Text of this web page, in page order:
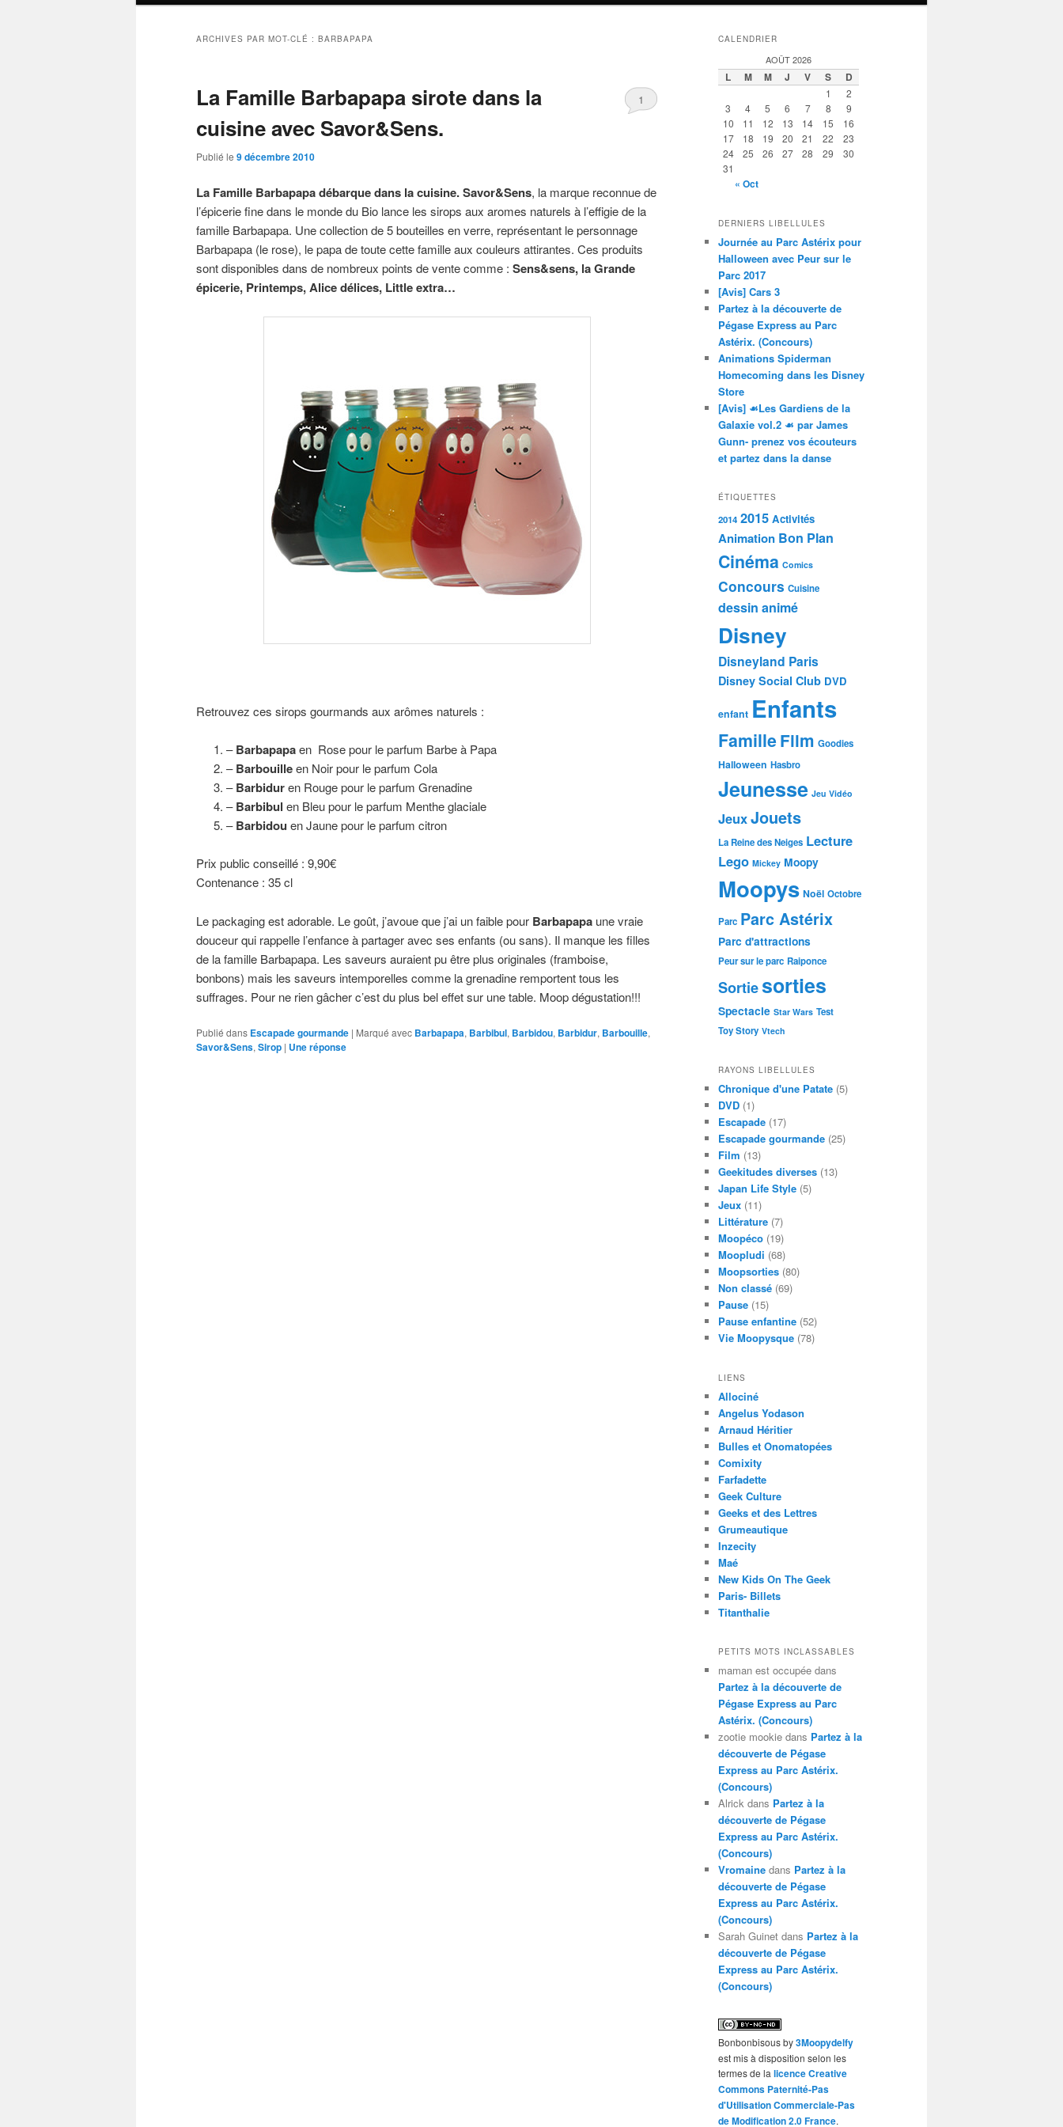
ARCHIVES PAR MOT-CLÉ : BARBAPAPA
La Famille Barbapapa sirote dans la
cuisine avec Savor&Sens.
Publié le 9 décembre 2010
1
La Famille Barbapapa débarque dans la cuisine. Savor&Sens, la marque reconnue de
l’épicerie fine dans le monde du Bio lance les sirops aux aromes naturels à l’effigie de la
famille Barbapapa. Une collection de 5 bouteilles en verre, représentant le personnage
Barbapapa (le rose), le papa de toute cette famille aux couleurs attirantes. Ces produits
sont disponibles dans de nombreux points de vente comme : Sens&sens, la Grande
épicerie, Printemps, Alice délices, Little extra…
Retrouvez ces sirops gourmands aux arômes naturels :
–Barbapapaen Rose pour le parfum Barbe à Papa
–Barbouilleen Noir pour le parfum Cola
–Barbiduren Rouge pour le parfum Grenadine
–Barbibul en Bleu pour le parfum Menthe glaciale
–Barbidou en Jaune pour le parfum citron
Prix public conseillé : 9,90€
Contenance : 35 cl
Le packaging est adorable. Le goût, j’avoue que j’ai un faible pour Barbapapa une vraie
douceur qui rappelle l’enfance à partager avec ses enfants (ou sans). Il manque les filles
de la famille Barbapapa. Les saveurs auraient pu être plus originales (framboise,
bonbons) mais les saveurs intemporelles comme la grenadine remportent tous les
suffrages. Pour ne rien gâcher c’est du plus bel effet sur une table. Moop dégustation!!!
Publié dans Escapade gourmande | Marqué avec Barbapapa, Barbibul, Barbidou, Barbidur, Barbouille,
Savor&Sens, Sirop | Uneréponse
CALENDRIER
AOÛT 2026
L M M J V S D
1
2
3
4 5 6 7 8
9
10
11 12 13 14 15
16
17
18 19 20 21 22
23
24
25 26 27 28 29
30
31
« Oct
DERNIERS LIBELLULES
Journée au Parc Astérix pour
Halloween avec Peur sur le
Parc 2017
[Avis] Cars 3
Partez à la découverte de
Pégase Express au Parc
Astérix. (Concours)
Animations Spiderman
Homecoming dans les Disney
Store
[Avis] ☙Les Gardiens de la
Galaxie vol.2 ☙ par James
Gunn- prenez vos écouteurs
et partez dans la danse
ÉTIQUETTES
2014 2015 Activités
Animation Bon Plan
Cinéma Comics
Concours Cuisine
dessin animé
Disney
Disneyland Paris
Disney Social Club DVD
enfant Enfants
FamilleFilm Goodies
Halloween Hasbro
Jeunesse Jeu Vidéo
JeuxJouets
La Reine des Neiges Lecture
Lego Mickey Moopy
Moopys Noël Octobre
Parc Parc Astérix
Parc d'attractions
Peur sur le parc Raiponce
Sortiesorties
Spectacle Star Wars Test
Toy Story Vtech
RAYONS LIBELLULES
Chronique d'une Patate (5)
DVD (1)
Escapade (17)
Escapade gourmande (25)
Film (13)
Geekitudes diverses (13)
Japan Life Style (5)
Jeux (11)
Littérature (7)
Moopéco (19)
Moopludi (68)
Moopsorties (80)
Non classé (69)
Pause (15)
Pause enfantine (52)
Vie Moopysque (78)
LIENS
Allociné
Angelus Yodason
Arnaud Héritier
Bulles et Onomatopées
Comixity
Farfadette
Geek Culture
Geeks et des Lettres
Grumeautique
Inzecity
Maé
New Kids On The Geek
Paris- Billets
Titanthalie
PETITS MOTS INCLASSABLES
maman est occupée dans
Partez à la découverte de
Pégase Express au Parc
Astérix. (Concours)
zootie mookie dans Partez à la
découverte de Pégase
Express au Parc Astérix.
(Concours)
Alrick dans Partez à la
découverte de Pégase
Express au Parc Astérix.
(Concours)
Vromaine dans Partez à la
découverte de Pégase
Express au Parc Astérix.
(Concours)
Sarah Guinet dans Partez à la
découverte de Pégase
Express au Parc Astérix.
(Concours)
Bonbonbisousby3Moopydelfy
est mis à disposition selon les
termes de la licence Creative
Commons Paternité-Pas
d'Utilisation Commerciale-Pas
de Modification 2.0 France.